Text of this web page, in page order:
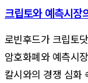
크립토와 예측시장
로빈후드가 크립토
암호화폐와 예측시
칼시와의 경쟁 심화